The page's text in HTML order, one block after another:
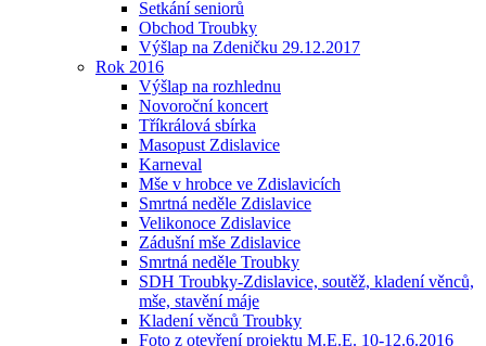
Setkání seniorů
Obchod Troubky
Výšlap na Zdeničku 29.12.2017
Rok 2016
Výšlap na rozhlednu
Novoroční koncert
Tříkrálová sbírka
Masopust Zdislavice
Karneval
Mše v hrobce ve Zdislavicích
Smrtná neděle Zdislavice
Velikonoce Zdislavice
Zádušní mše Zdislavice
Smrtná neděle Troubky
SDH Troubky-Zdislavice, soutěž, kladení věnců,
mše, stavění máje
Kladení věnců Troubky
Foto z otevření projektu M.E.E. 10-12.6.2016